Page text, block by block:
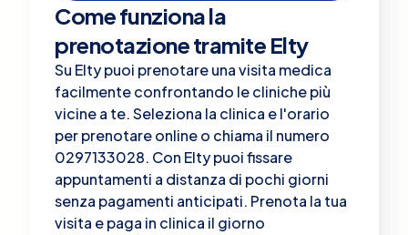
Come funziona la
prenotazione tramite Elty
Su Elty puoi prenotare una visita medica
facilmente confrontando le cliniche più
vicine a te. Seleziona la clinica e l'orario
per prenotare online o chiama il numero
0297133028. Con Elty puoi fissare
appuntamenti a distanza di pochi giorni
senza pagamenti anticipati. Prenota la tua
visita e paga in clinica il giorno